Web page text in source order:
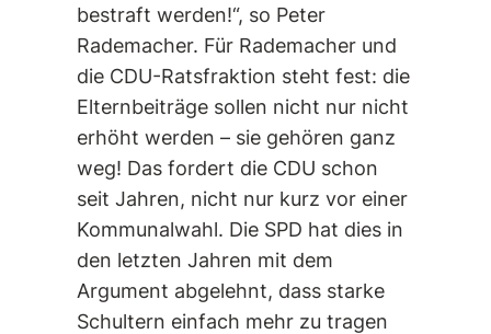
bestraft werden!“, so Peter
Rademacher. Für Rademacher und
die CDU-Ratsfraktion steht fest: die
Elternbeiträge sollen nicht nur nicht
erhöht werden – sie gehören ganz
weg! Das fordert die CDU schon
seit Jahren, nicht nur kurz vor einer
Kommunalwahl. Die SPD hat dies in
den letzten Jahren mit dem
Argument abgelehnt, dass starke
Schultern einfach mehr zu tragen